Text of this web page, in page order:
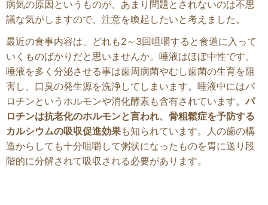
病気の原因というものが、あまり問題とされないのは不思
議な気がしますので、注意を喚起したいと考えました。
最近の食事内容は、どれも2～3回咀嚼すると食道に入って
いくものばかりだと思いませんか。唾液はほぼ中性です。
唾液を多く分泌させる事は歯周病菌やむし歯菌の生育を阻
害し、口臭の発生源を洗浄してしまいます。唾液中にはパ
ロチンというホルモンや消化酵素も含有されています。 パ
ロチンは抗老化のホルモンと言われ、骨粗鬆症を予防する
カルシウムの吸収促進効果も知られています。人の歯の構
造からしても十分咀嚼して粥状になったものを胃に送り段
階的に分解されて吸収される必要があります。